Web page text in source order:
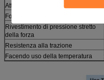
Attenuazione di riflessione
Forza della legatura di fibra nuda
Rivestimento di pressione stretto
della forza
Resistenza alla trazione
Facendo uso della temperatura